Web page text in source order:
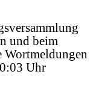
und beim
Wortmeldungen
Uhr